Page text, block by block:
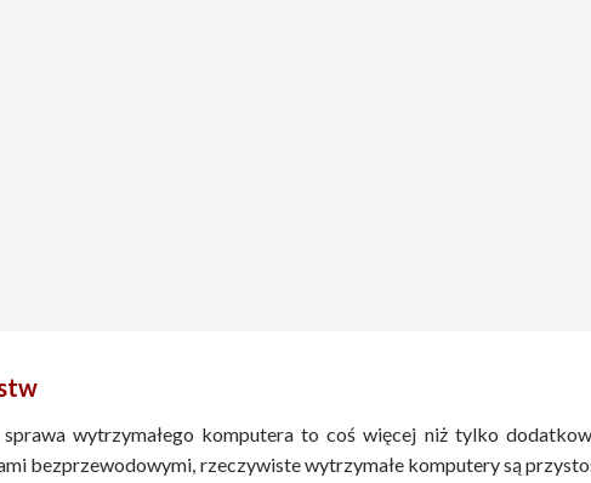
wytrzymałego komputera to coś więcej niż tylko
bezprzewodowymi, rzeczywiste wytrzymałe komputery są